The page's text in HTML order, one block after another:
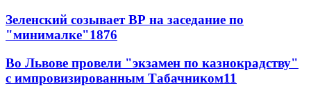
Зеленский созывает ВР на заседание по
"минималке"1876
Во Львове провели "экзамен по казнокрадству"
с импровизированным Табачником11